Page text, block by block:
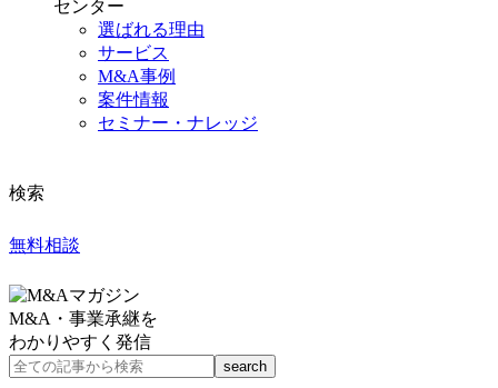
センター
選ばれる理由
サービス
M&A事例
案件情報
セミナー・ナレッジ
検索
無料相談
M&A・事業承継を
わかりやすく発信